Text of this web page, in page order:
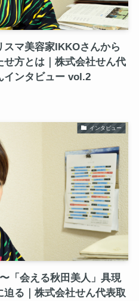
マ美容家IKKOさんから
方とは｜株式会社せん代
インタビュー vol.2
インタビュー
「会える秋田美人」具現
る｜株式会社せん代表取